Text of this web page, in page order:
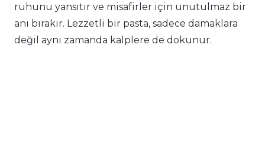
ruhunu yansıtır ve misafirler için unutulmaz bir
anı bırakır. Lezzetli bir pasta, sadece damaklara
değil aynı zamanda kalplere de dokunur.